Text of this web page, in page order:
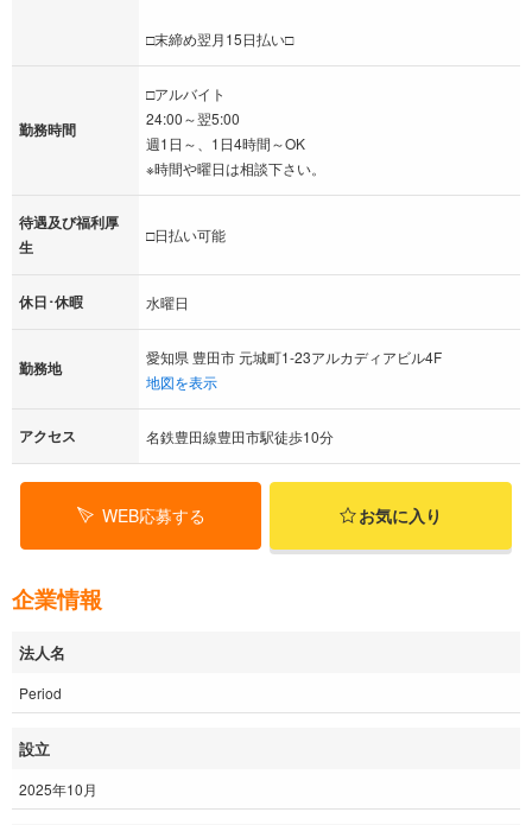
□末締め翌月15日払い□
勤務時間
□アルバイト
24:00～翌5:00
週1日～、1日4時間～OK
※時間や曜日は相談下さい。
待遇及び福利厚
生
□日払い可能
休日･休暇 水曜日
勤務地
愛知県 豊田市 元城町1-23アルカディアビル4F
地図を表示
アクセス 名鉄豊田線豊田市駅徒歩10分
WEB応募する お気に入り
企業情報
法人名
Period
設立
2025年10月